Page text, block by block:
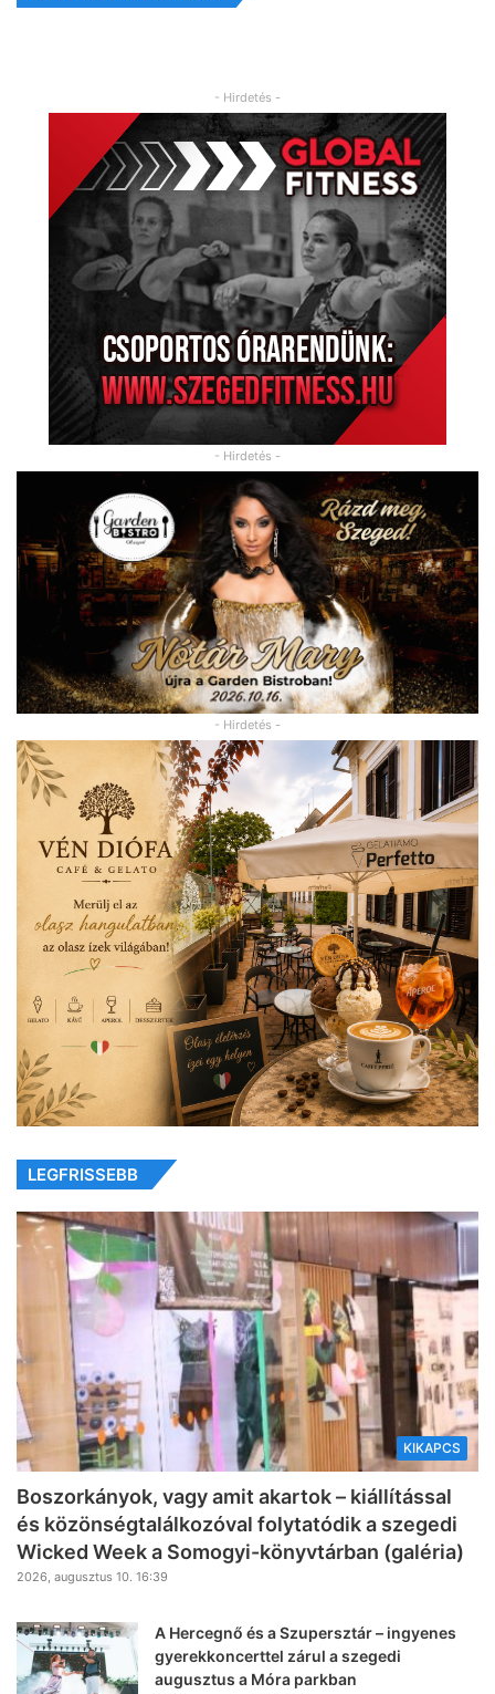
- Hirdetés -
- Hirdetés -
- Hirdetés -
LEGFRISSEBB
KIKAPCS
Boszorkányok, vagy amit akartok – kiállítással
és közönségtalálkozóval folytatódik a szegedi
Wicked Week a Somogyi-könyvtárban (galéria)
2026, augusztus 10. 16:39
A Hercegnő és a Szupersztár – ingyenes
gyerekkoncerttel zárul a szegedi
augusztus a Móra parkban